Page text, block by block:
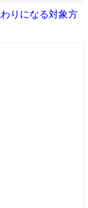
りになる対象方